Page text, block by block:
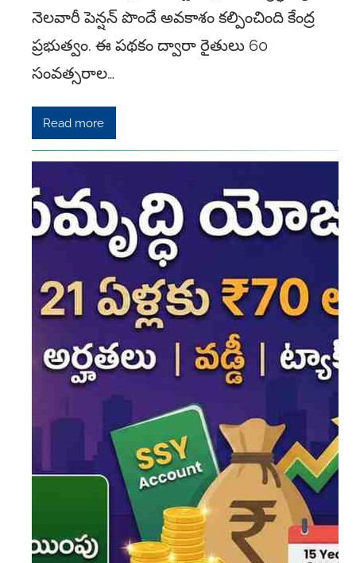
నెలవారీ పెన్షన్ పొందే అవకాశం కల్పించింది కేంద్ర
ప్రభుత్వం. ఈ పథకం ద్వారా రైతులు 60
సంవత్సరాల…
Read more